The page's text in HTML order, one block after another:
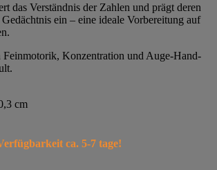
das Verständnis der Zahlen und prägt deren
ein – eine ideale Vorbereitung auf
Konzentration und Auge-Hand-
cm
ca. 5-7 tage!